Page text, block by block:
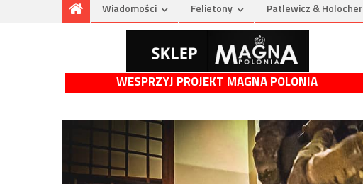
Wiadomości Felietony Patlewicz & Holocher
WESPRZYJ PROJEKT MAGNA POLONIA